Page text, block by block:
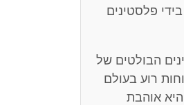
פלסטינים
הבולטים של
כוחות רוע בעולם
אוהבת